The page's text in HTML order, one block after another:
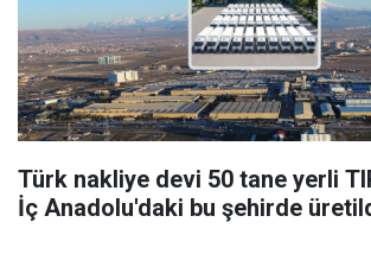
Türk nakliye devi 50 tane yerli
İç Anadolu'daki bu şehirde